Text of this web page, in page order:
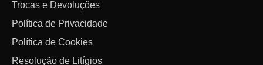
Trocas e Devoluções
Política de Privacidade
Política de Cookies
Resolução de Litígios